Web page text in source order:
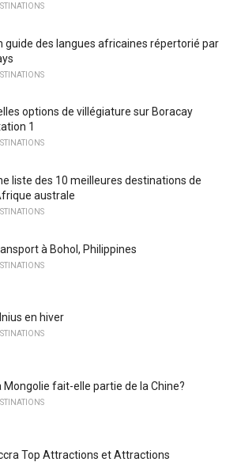
guide des langues africaines répertorié par
options de villégiature sur Boracay
1
liste des 10 meilleures destinations de
australe
à Bohol, Philippines
en hiver
Mongolie fait-elle partie de la Chine?
Top Attractions et Attractions